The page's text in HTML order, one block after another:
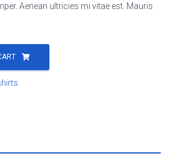
Aenean ultricies mi vitae est. Mauris